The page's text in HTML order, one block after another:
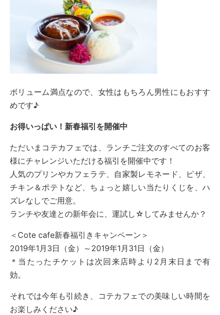
ボリューム満点なので、女性はもちろん男性にもおすす
めです♪
お得いっぱい！新春福引を開催中
ただいまコテカフェでは、ランチご注文のすべてのお客
様にチャレンジいただける福引を開催中です！
人気のプリンやカフェラテ、自家製レモネード、ピザ、
チキン＆ポテトなど、ちょっと嬉しい当たりくじを、ハ
ズレなしでご用意。
ランチや友達との新年会に、運試し☆してみませんか？
＜Cote cafe新春福引きキャンペーン＞
2019年1月3日（金）～2019年1月31日（金）
＊当たったチケットは次回来店時より2月末日まで有
効。
それでは今年も引続き、コテカフェでの美味しい時間を
お楽しみください♪